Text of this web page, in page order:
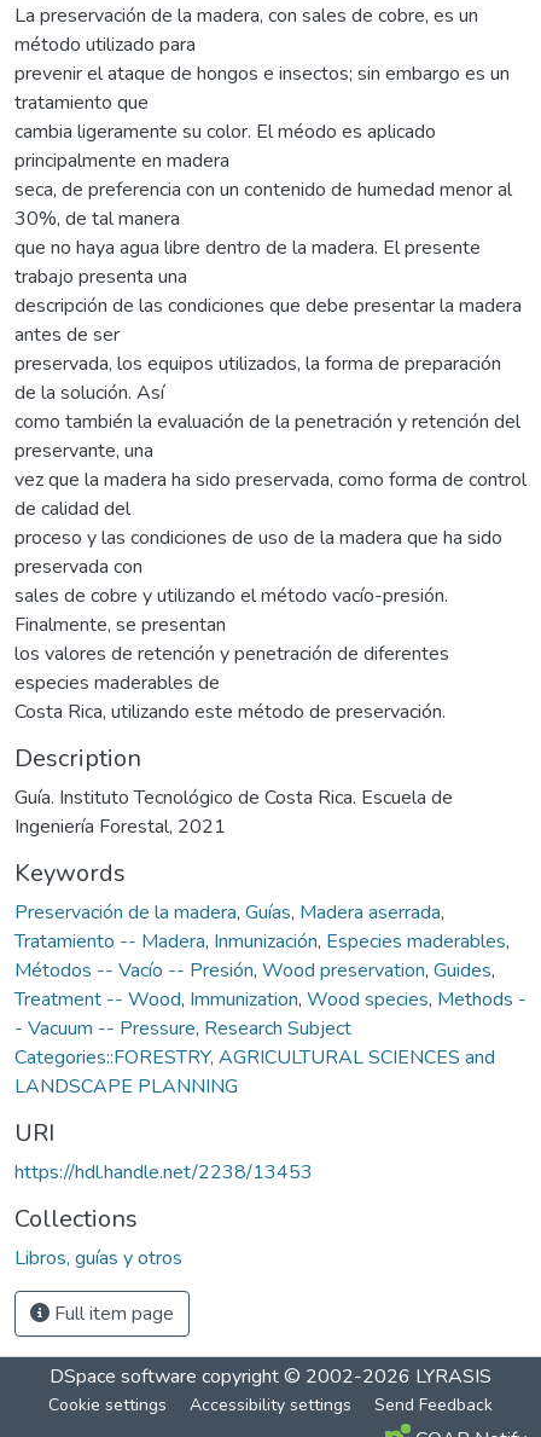
La preservación de la madera, con sales de cobre, es un
método utilizado para
prevenir el ataque de hongos e insectos; sin embargo es un
tratamiento que
cambia ligeramente su color. El méodo es aplicado
principalmente en madera
seca, de preferencia con un contenido de humedad menor al
30%, de tal manera
que no haya agua libre dentro de la madera. El presente
trabajo presenta una
descripción de las condiciones que debe presentar la madera
antes de ser
preservada, los equipos utilizados, la forma de preparación
de la solución. Así
como también la evaluación de la penetración y retención del
preservante, una
vez que la madera ha sido preservada, como forma de control
de calidad del
proceso y las condiciones de uso de la madera que ha sido
preservada con
sales de cobre y utilizando el método vacío-presión.
Finalmente, se presentan
los valores de retención y penetración de diferentes
especies maderables de
Costa Rica, utilizando este método de preservación.
Description
Guía. Instituto Tecnológico de Costa Rica. Escuela de
Ingeniería Forestal, 2021
Keywords
Preservación de la madera, Guías, Madera aserrada,
Tratamiento -- Madera, Inmunización, Especies maderables,
Métodos -- Vacío -- Presión, Wood preservation, Guides,
Treatment -- Wood, Immunization, Wood species, Methods -
- Vacuum -- Pressure, Research Subject
Categories::FORESTRY, AGRICULTURAL SCIENCES and
LANDSCAPE PLANNING
URI
https://hdl.handle.net/2238/13453
Collections
Libros, guías y otros
Full item page
DSpace software copyright © 2002-2026 LYRASIS
Cookie settings Accessibility settings Send Feedback